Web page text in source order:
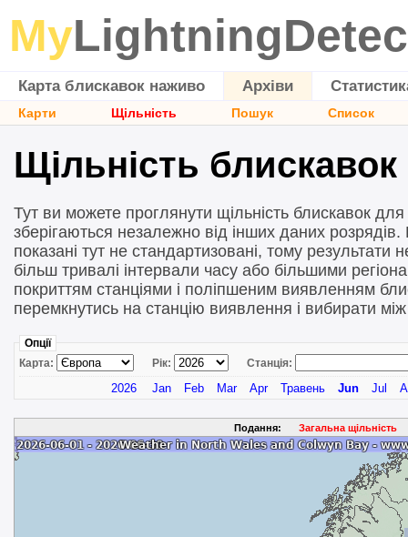
My
Карта блискавок наживо Архіви
Карти Щільність Пошук Список
Щільність блискавок
Тут ви можете проглянути щільність блискавок для
зберігаються незалежно від інших даних розрядів.
показані тут не стандартизовані, тому результати
більш тривалі інтервали часу або більшими
покриттям станціями і поліпшеним виявленням
перемкнутись на станцію виявлення і вибирати
Опції
Карта:
Рік: Станція:
2026 Jan Feb Mar Apr Травень Jun Jul
Подання: Загальна щільність